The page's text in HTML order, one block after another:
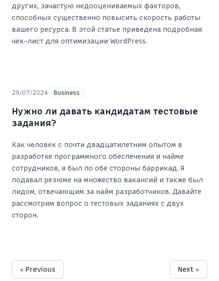
других, зачастую недооцениваемых факторов,
способных существенно повысить скорость работы
вашего ресурса. В этой статье приведена подробная
чек-лист для оптимизации WordPress.
29/07/2024 Business
Нужно ли давать кандидатам тестовые
задания?
Как человек с почти двадцатилетним опытом в
разработке программного обеспечения и найме
сотрудников, я был по обе стороны баррикад. Я
подавал резюме на множество вакансий и также был
лидом, отвечающим за найм разработчиков. Давайте
рассмотрим вопрос о тестовых заданиях с двух
сторон.
« Previous Next »